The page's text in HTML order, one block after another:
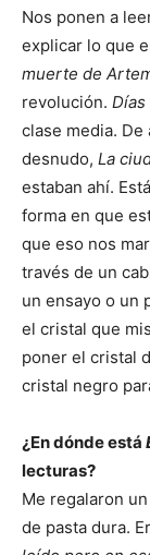
Nos ponen a
explicar lo que
muerte de
revolución.
clase media.
desnudo, La
estaban ahí.
forma en que
que eso nos
través de un
un ensayo o un
el cristal que
poner el cristal
cristal negro
¿En dónde está
lecturas?
Me regalaron
de pasta dura.